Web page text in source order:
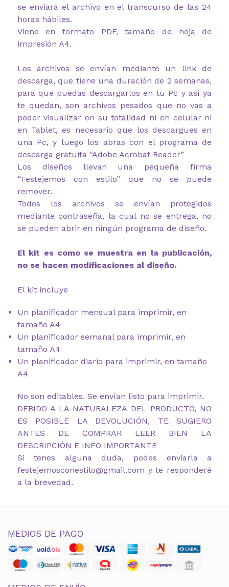
se enviará el archivo en el transcurso de las 24
horas hábiles.
Viene en formato PDF, tamaño de hoja de
impresión A4.
Los archivos se envían mediante un link de
descarga, que tiene una duración de 2 semanas,
para que puedas descargarlos en tu Pc y así ya
te quedan, son archivos pesados que no vas a
poder visualizar en su totalidad ni en celular ni
en Tablet, es necesario que los descargues en
una Pc, y luego los abras con el programa de
descarga gratuita “Adobe Acrobat Reader”
Los diseños llevan una pequeña firma
“Festejemos con estilo” que no se puede
remover.
Todos los archivos se envían protegidos
mediante contraseña, la cual no se entrega, no
se pueden abrir en ningún programa de diseño.
El kit es como se muestra en la publicación,
no se hacen modificaciones al diseño.
El kit incluye
Un planificador mensual para imprimir, en
tamaño A4
Un planificador semanal para imprimir, en
tamaño A4
Un planificador diario para imprimir, en tamaño
A4
No son editables. Se envían listo para imprimir.
DEBIDO A LA NATURALEZA DEL PRODUCTO, NO
ES POSIBLE LA DEVOLUCIÓN, TE SUGIERO
ANTES DE COMPRAR LEER BIEN LA
DESCRIPCIÓN E INFO IMPORTANTE
Si tenes alguna duda, podes enviarla a
festejemosconestilo@gmail.com y te responderé
a la brevedad.
MEDIOS DE PAGO